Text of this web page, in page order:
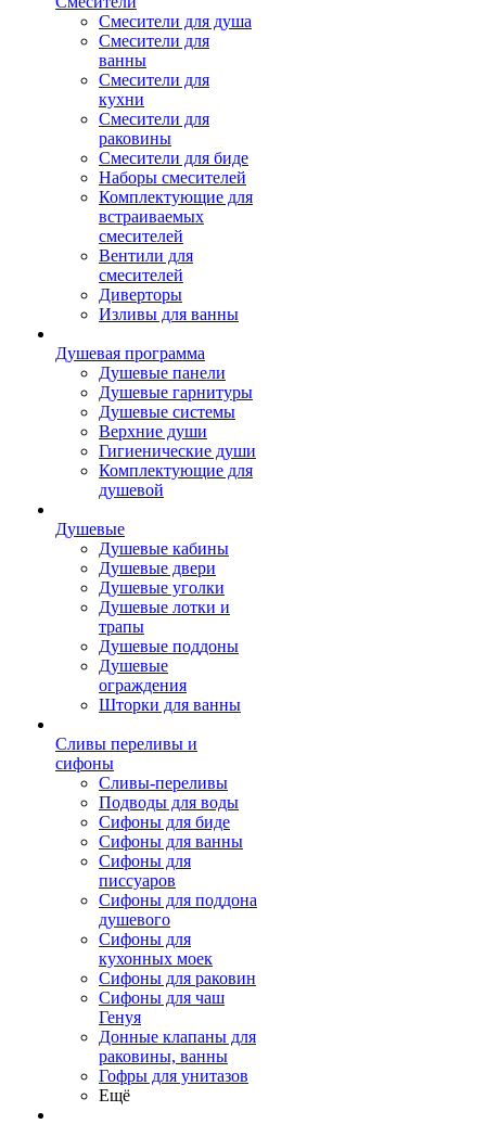
Смесители для душа
Смесители для
ванны
Смесители для
кухни
Смесители для
раковины
Смесители для биде
Наборы смесителей
Комплектующие для
встраиваемых
смесителей
Вентили для
смесителей
Диверторы
Изливы для ванны
Душевая программа
Душевые панели
Душевые гарнитуры
Душевые системы
Верхние души
Гигиенические души
Комплектующие для
душевой
Душевые
Душевые кабины
Душевые двери
Душевые уголки
Душевые лотки и
трапы
Душевые поддоны
Душевые
ограждения
Шторки для ванны
Сливы переливы и
сифоны
Сливы-переливы
Подводы для воды
Сифоны для биде
Сифоны для ванны
Сифоны для
писсуаров
Сифоны для поддона
душевого
Сифоны для
кухонных моек
Сифоны для раковин
Сифоны для чаш
Генуя
Донные клапаны для
раковины, ванны
Гофры для унитазов
Ещё